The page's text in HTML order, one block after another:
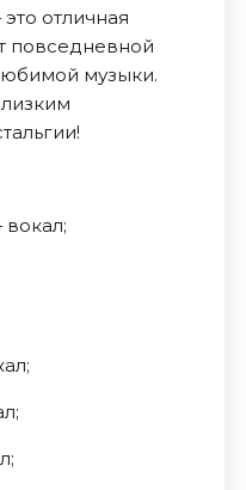
отличная
повседневной
музыки.